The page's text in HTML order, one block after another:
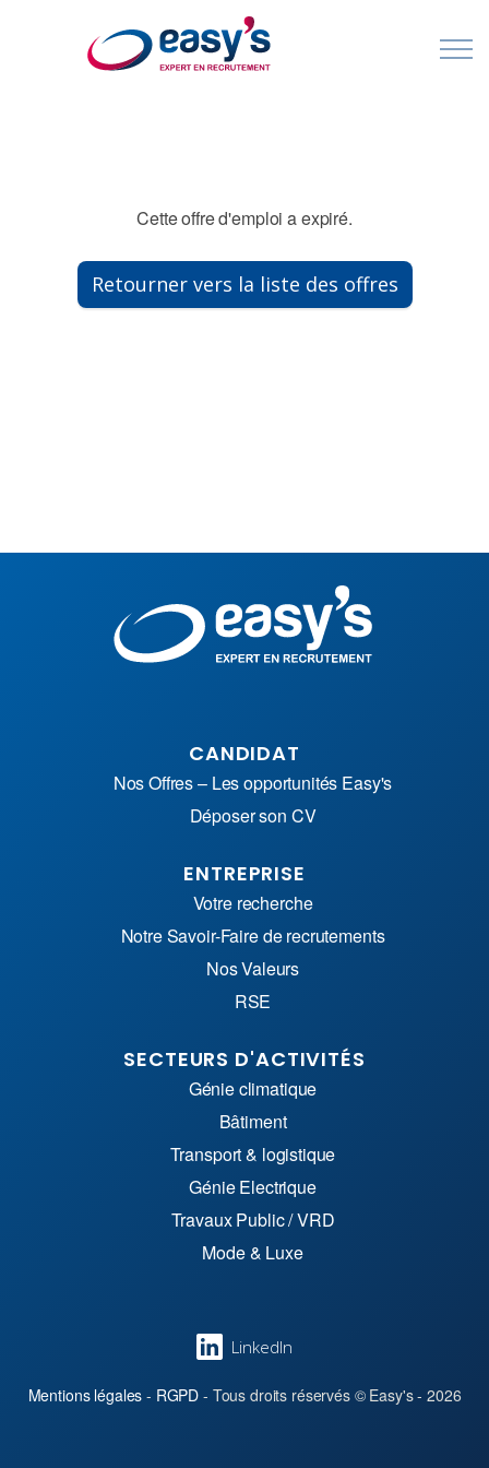
Cabinet de Recrutement & Agences d'Intérim - spécialisés en France et à l'International
Cette offre d'emploi a expiré.
Retourner vers la liste des offres
CANDIDAT
Nos Offres – Les opportunités Easy's
Déposer son CV
ENTREPRISE
Votre recherche
Notre Savoir-Faire de recrutements
Nos Valeurs
RSE
SECTEURS D'ACTIVITÉS
Génie climatique
Bâtiment
Transport & logistique
Génie Electrique
Travaux Public / VRD
Mode & Luxe
LinkedIn
Mentions légales - RGPD - Tous droits réservés © Easy's - 2026